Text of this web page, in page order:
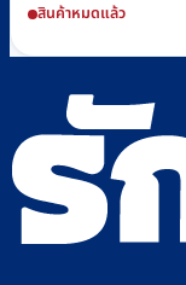
was:
฿2,650.
is:
฿1,890.
สินค้าหมดแล้ว